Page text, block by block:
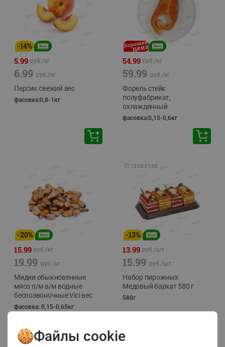
-14%
5.99 руб./кг
6.99 руб./кг
Персик свежий вес
фасовка:0,8-1кг
54.99 руб./кг
59.99 руб./кг
Форель стейк
полуфабрикат,
охлажденный
фасовка:0,15-0,6кг
-20%
15.99 руб./кг
19.99 руб./кг
Мидии обыкновенные
мясо п/м в/м водные
беспозвоночные Vici вес
фасовка: 0,15-0,65кг
🕘 12:00-21:00
-13%
13.99 руб./шт
15.99 руб./шт
Набор пирожных
Медовый бархат 580 г
580г
Файлы cookie